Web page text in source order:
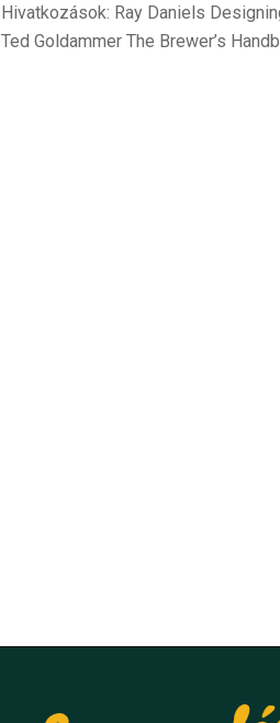
Hivatkozások: Ray Daniels
Ted Goldammer The Brewer’s